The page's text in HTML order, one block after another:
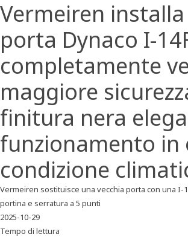
Vermeiren
porta Dynaco I-
completamente
maggiore
finitura nera
funzionamento in
condizione
Vermeiren sostituisce una vecchia porta con una I-
portina e serratura a 5 punti
2025-10-29
Tempo di lettura